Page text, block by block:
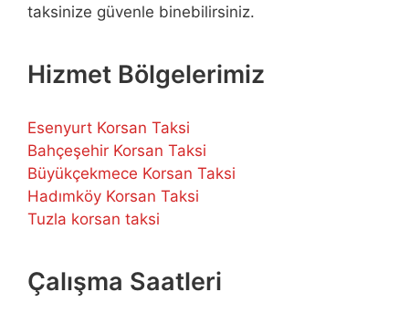
taksinize güvenle binebilirsiniz.
Hizmet Bölgelerimiz
Esenyurt Korsan Taksi
Bahçeşehir Korsan Taksi
Büyükçekmece Korsan Taksi
Hadımköy Korsan Taksi
Tuzla korsan taksi
Çalışma Saatleri